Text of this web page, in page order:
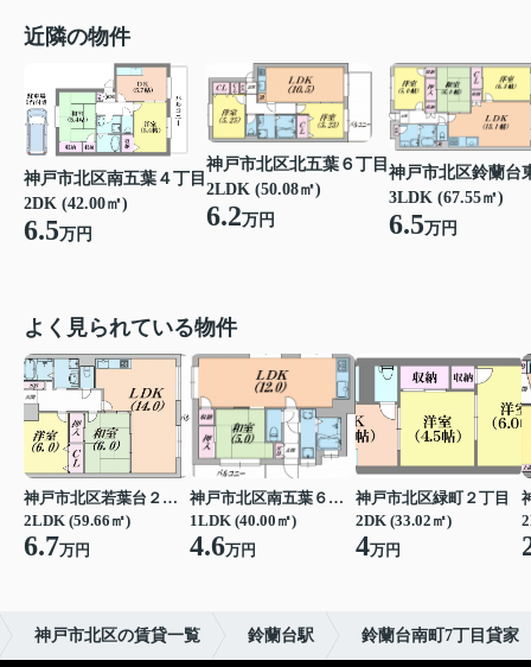
近隣の物件
神戸市北区南五葉４丁目
2DK (42.00㎡)
6.5万円
神戸市北区北五葉６丁目
2LDK (50.08㎡)
6.2万円
神戸市北区鈴蘭台
3LDK (67.55㎡)
6.5万円
よく見られている物件
神戸市北区若葉台２丁目
2LDK (59.66㎡)
6.7万円
神戸市北区南五葉６丁目
1LDK (40.00㎡)
4.6万円
神戸市北区緑町２丁目
2DK (33.02㎡)
4万円
神戸市北区の賃貸一覧 鈴蘭台駅 鈴蘭台南町7丁目貸家